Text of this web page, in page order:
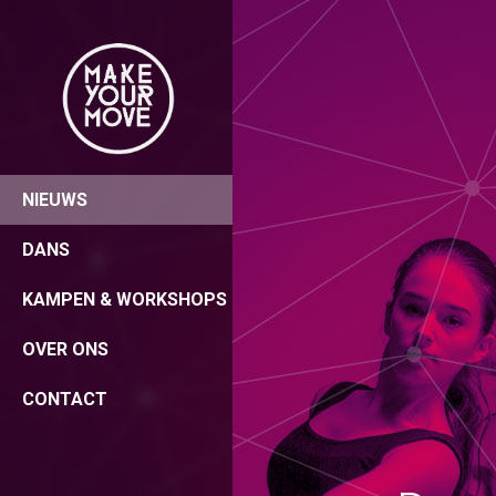
NIEUWS
DANS
KAMPEN & WORKSHOPS
OVER ONS
CONTACT